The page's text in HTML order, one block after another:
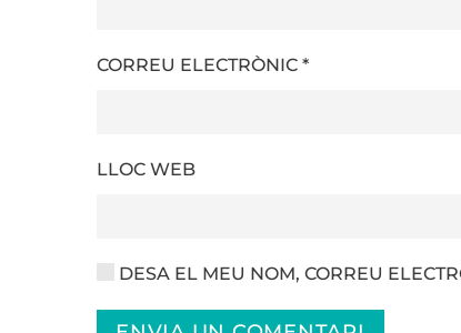
CORREU ELECTRÒNIC *
LLOC WEB
DESA EL MEU NOM, CORREU